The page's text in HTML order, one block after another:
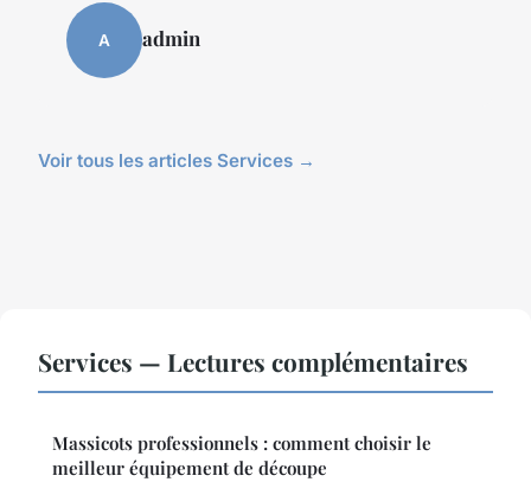
A admin
Voir tous les articles Services →
Services — Lectures complémentaires
Massicots professionnels : comment choisir le
meilleur équipement de découpe